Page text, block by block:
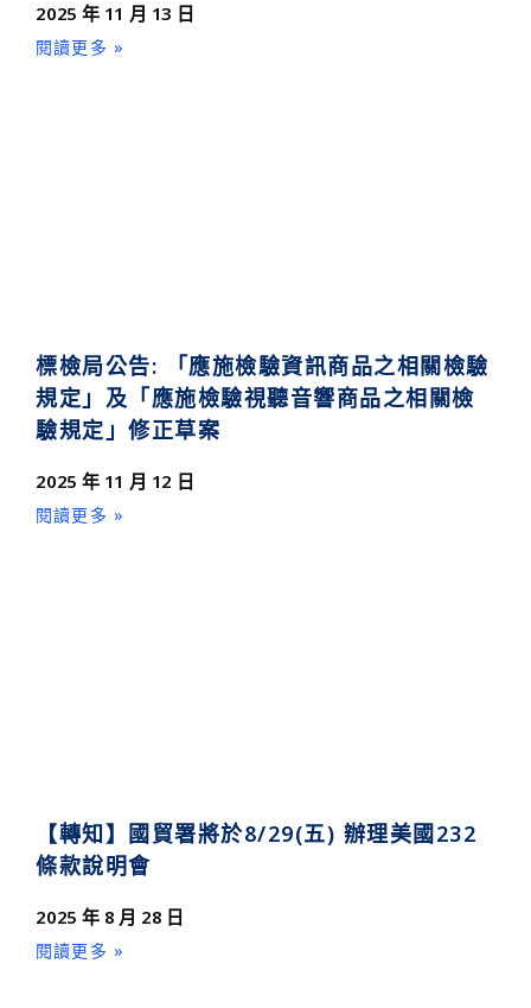
2025 年 11 月 13 日
閱讀更多 »
標檢局公告: 「應施檢驗資訊商品之相關檢驗
規定」及「應施檢驗視聽音響商品之相關檢
驗規定」修正草案
2025 年 11 月 12 日
閱讀更多 »
【轉知】國貿署將於8/29(五) 辦理美國232
條款說明會
2025 年 8 月 28 日
閱讀更多 »